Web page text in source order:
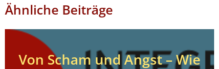
Ähnliche Beiträge
Von Scham und Angst – Wie